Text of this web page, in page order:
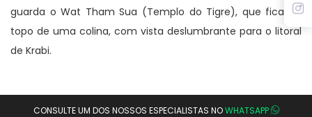
guarda o Wat Tham Sua (Templo do Tigre), que fica no
topo de uma colina, com vista deslumbrante para o litoral
de Krabi.
CONSULTE UM DOS NOSSOS ESPECIALISTAS NOWHATSAPP